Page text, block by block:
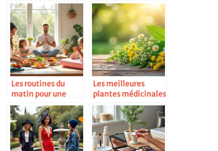
Les routines du
matin pour une
famille zen
Les meilleures
plantes médicinales
pour la santé des
femmes